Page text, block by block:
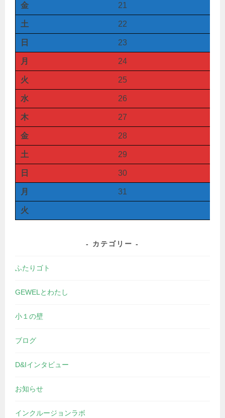
金 21
土 22
日 23
月 24
火 25
水 26
木 27
金 28
土 29
日 30
月 31
火
カテゴリー
ふたりゴト
GEWELとわたし
小１の壁
ブログ
D&Iインタビュー
お知らせ
インクルージョンラボ